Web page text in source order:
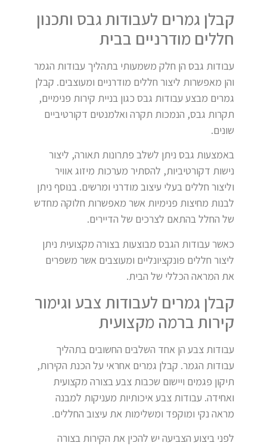
קבלן גמרים לעבודות גבס ותכנון
חללים מודרניים בבית
עבודות גבס הן חלק משמעותי בתהליך עבודות הגמר
והן מאפשרות ליצור חללים מודרניים ומעוצבים. קבלן
גמרים מבצע עבודות גבס כגון בניית קירות פנימיים,
תקרות גבס, הנמכות תקרה ואלמנטים דקורטיביים
שונים.
באמצעות גבס ניתן לשלב פתרונות תאורה, ליצור
נישות דקורטיביות, להסתיר מערכות מיזוג אוויר
וליצור חללים בעלי עיצוב מודרני ומרשים. בנוסף ניתן
לבנות מחיצות פנימיות אשר מאפשרות חלוקה מחדש
של החלל בהתאם לצרכים של הדיירים.
כאשר עבודות הגבס מבוצעות בצורה מקצועית ניתן
ליצור חללים פונקציונליים ומעוצבים אשר משפרים
את המראה הכללי של הבית.
קבלן גמרים לעבודות צבע וגימור
קירות ברמה מקצועית
עבודות צבע הן אחד השלבים החשובים בתהליך
עבודות הגמר. קבלן גמרים אחראי על הכנת הקירות,
תיקון פגמים ויישום שכבות צבע בצורה מקצועית
ואחידה. עבודות צבע איכותיות מעניקות למבנה
מראה נקי ומוקפד ומשלימות את עיצוב החללים.
לפני ביצוע הצביעה יש להכין את הקירות בצורה